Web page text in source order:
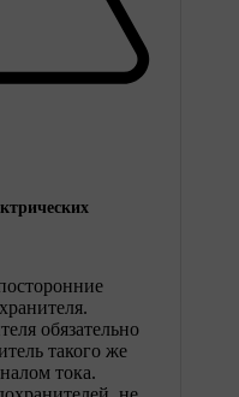
обязательно
такого же
тока.